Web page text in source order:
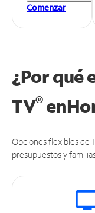
Comenzar
¿Por qué
TV®en
Opciones flexibles de
presupuestos y